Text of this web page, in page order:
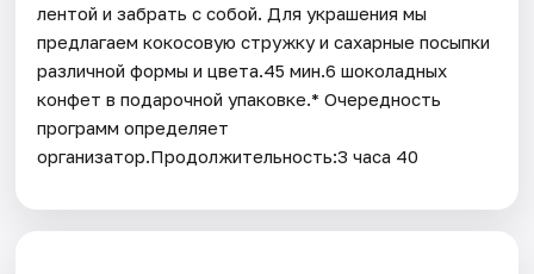
лентой и забрать с собой. Для украшения мы
предлагаем кокосовую стружку и сахарные посыпки
различной формы и цвета.45 мин.6 шоколадных
конфет в подарочной упаковке.* Очередность
программ определяет
организатор.Продолжительность:3 часа 40